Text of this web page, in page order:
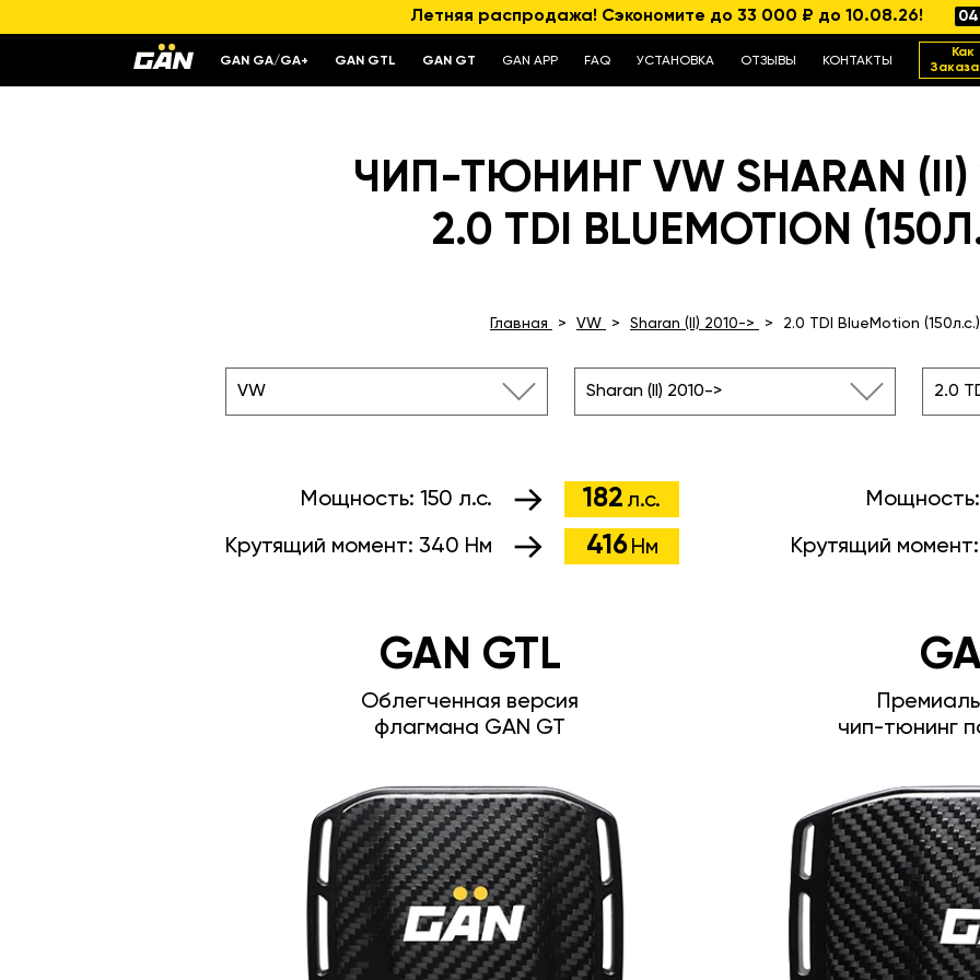
Летняя распродажа! Сэкономите до 33 000 ₽ до 10.08.26! 04
GAN GA/GA+ GAN GTL GAN GT GAN APP FAQ УСТАНОВКА ОТЗЫВЫ КОНТАКТЫ
Как
ЧИП-ТЮНИНГ VW SHARAN (II)
2.0 TDI BLUEMOTION
Главная VW Sharan (II) 2010-> 2.0 TDI BlueMotion (150л.с.)
VW Sharan (II) 2010-> 2.0
Крутящий
Мощность: 150 л.с. 182 л.с.
Крутящий момент: 340 Нм 416 Нм
чип-тюнинг
GAN GTL
Облегченная версия
флагмана GAN GT